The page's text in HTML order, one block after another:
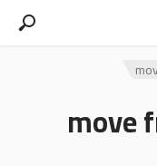
move